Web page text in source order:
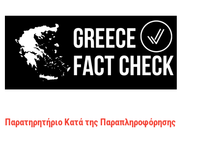
Παρατηρητήριο Κατά της Παραπληροφόρησης